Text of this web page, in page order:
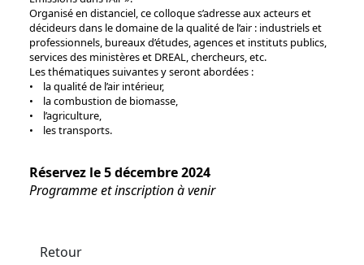
Organisé en distanciel, ce colloque s’adresse aux acteurs et
décideurs dans le domaine de la qualité de l’air : industriels et
professionnels, bureaux d’études, agences et instituts publics,
services des ministères et DREAL, chercheurs, etc.
Les thématiques suivantes y seront abordées :
• la qualité de l’air intérieur,
• la combustion de biomasse,
• l’agriculture,
• les transports.
Réservez le 5 décembre 2024
Programme et inscription à venir
Retour